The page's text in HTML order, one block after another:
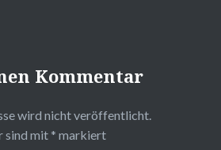
Kommentar
wird nicht veröffentlicht.
sind mit * markiert